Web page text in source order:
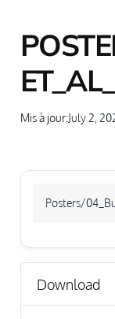
Mis à jour:July 2,
Posters/
Download